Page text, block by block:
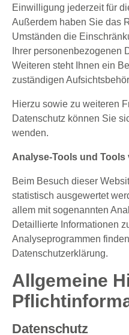
Einwilligung jederzeit für
Außerdem haben Sie das
Umständen die
Ihrer personenbezogenen
Weiteren steht Ihnen ein
zuständigen
Hierzu sowie zu weiteren
Datenschutz können Sie
wenden.
Analyse-Tools und
Beim Besuch dieser
statistisch ausgewertet
allem mit sogenannten
Detaillierte Informationen
Analyseprogrammen
Datenschutzerklärung.
Allgemeine
Datenschutz